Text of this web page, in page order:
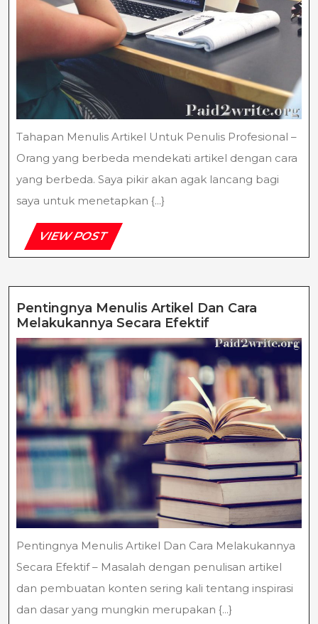
Tahapan Menulis Artikel Untuk Penulis Profesional –
Orang yang berbeda mendekati artikel dengan cara
yang berbeda. Saya pikir akan agak lancang bagi
saya untuk menetapkan {...}
VIEW POSTVIEW
POST
Pentingnya Menulis Artikel Dan Cara
Melakukannya Secara EfektifPentingnya
Menulis
Artikel
Dan
Cara
Melakukannya
Secara
Efektif
Pentingnya Menulis Artikel Dan Cara Melakukannya
Secara Efektif – Masalah dengan penulisan artikel
dan pembuatan konten sering kali tentang inspirasi
dan dasar yang mungkin merupakan {...}